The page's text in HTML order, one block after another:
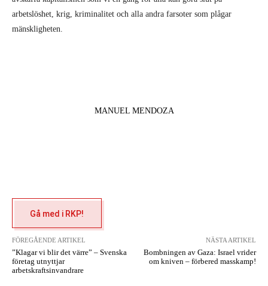
arbetslöshet, krig, kriminalitet och alla andra farsoter som plågar
mänskligheten.
MANUEL MENDOZA
Gå med i RKP!
FÖREGÅENDE ARTIKEL
”Klagar vi blir det värre” – Svenska
företag utnyttjar
arbetskraftsinvandrare
NÄSTA ARTIKEL
Bombningen av Gaza: Israel vrider
om kniven – förbered masskamp!